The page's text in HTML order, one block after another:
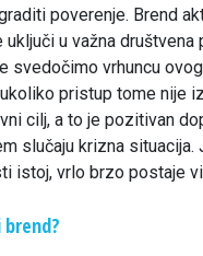
poverenje. Brend
u važna društvena
svedočimo vrhuncu
pristup tome nije
cilj, a to je pozitivan
slučaju krizna
istoj, vrlo brzo postaje